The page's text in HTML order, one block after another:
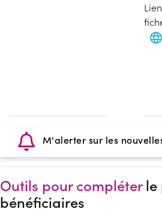
M'alerter sur les
Outils pour compléterle
bénéficiaires